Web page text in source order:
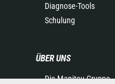
Diagnose-Tools
Schulung
ÜBER UNS
Die Manitou-Gruppe